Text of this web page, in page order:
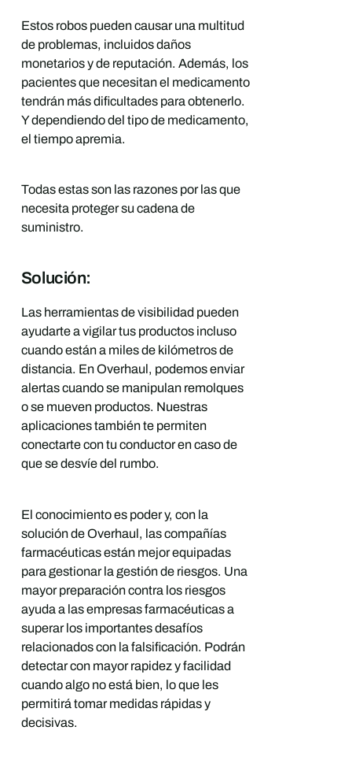
Estos robos pueden causar una multitud
de problemas, incluidos daños
monetarios y de reputación. Además, los
pacientes que necesitan el medicamento
tendrán más dificultades para obtenerlo.
Y dependiendo del tipo de medicamento,
el tiempo apremia.
Todas estas son las razones por las que
necesita proteger su cadena de
suministro.
Solución:
Las herramientas de visibilidad pueden
ayudarte a vigilar tus productos incluso
cuando están a miles de kilómetros de
distancia. En Overhaul, podemos enviar
alertas cuando se manipulan remolques
o se mueven productos. Nuestras
aplicaciones también te permiten
conectarte con tu conductor en caso de
que se desvíe del rumbo.
El conocimiento es poder y, con la
solución de Overhaul, las compañías
farmacéuticas están mejor equipadas
para gestionar la gestión de riesgos. Una
mayor preparación contra los riesgos
ayuda a las empresas farmacéuticas a
superar los importantes desafíos
relacionados con la falsificación. Podrán
detectar con mayor rapidez y facilidad
cuando algo no está bien, lo que les
permitirá tomar medidas rápidas y
decisivas.